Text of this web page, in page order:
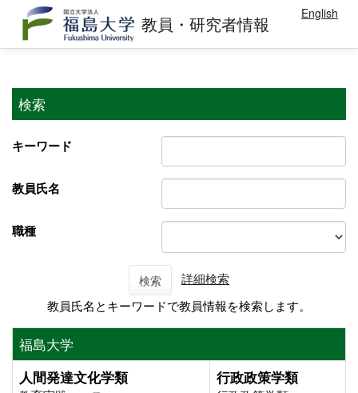
教員・研究者情報 English
検索
キーワード
教員氏名
職種
検索
詳細検索
教員氏名とキーワードで教員情報を検索します。
福島大学
人間発達文化学類 行政政策学類